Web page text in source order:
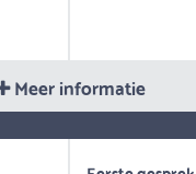
Meer informatie